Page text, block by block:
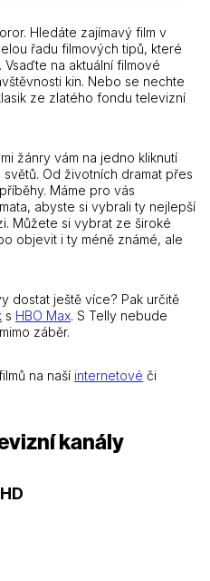
Hledáte zajímavý film v
řadu filmových tipů, které
na aktuální filmové
kin. Nebo se nechte
ze zlatého fondu televizní
žánry vám na jedno kliknutí
Od životních dramat přes
Máme pro vás
abyste si vybrali ty nejlepší
Můžete si vybrat ze široké
objevit i ty méně známé, ale
dostat ještě více? Pak určitě
s HBO Max. S Telly nebude
záběr.
na naší internetové či
kanály